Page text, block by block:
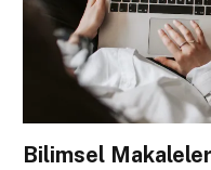
Bilimsel